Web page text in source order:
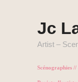
Jc
Artist –
Scénographies